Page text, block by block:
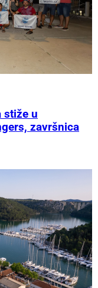
stiže u
završnica